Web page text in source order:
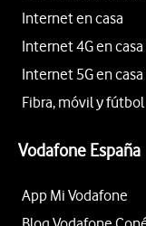
Internet en casa
Internet 4G en
Internet 5G en casa
Fibra, móvil y fútbol
Vodafone España
App Mi Vodafone